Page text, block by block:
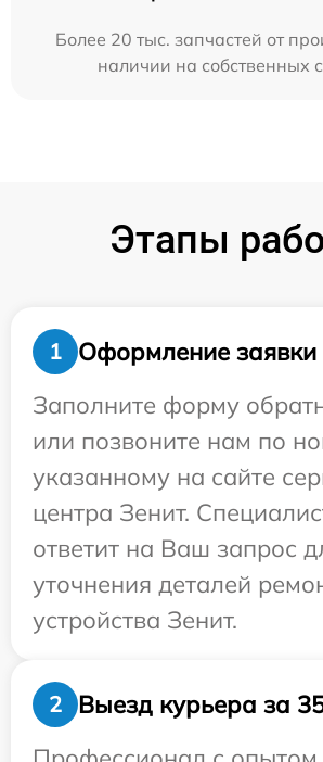
Более 20 тыс. запчастей от
наличии на собственных
Этапы
1
Оформление заявки
Заполните форму
или позвоните нам по
указанному на сайте
центра Зенит.
ответит на Ваш запрос
уточнения деталей
устройства Зенит.
2
Выезд курьера за